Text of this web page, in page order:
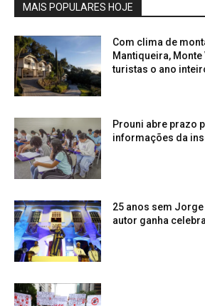
MAIS POPULARES HOJE
Com clima de
Mantiqueira,
turistas o ano
Prouni abre prazo
informações da
25 anos sem
autor ganha